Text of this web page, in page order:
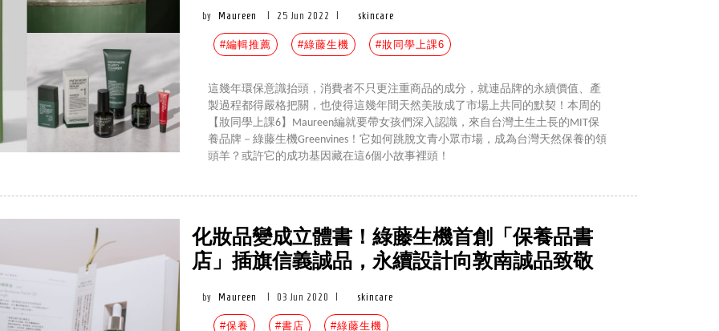
by Maureen 25 Jun 2022 skincare
#編輯推薦 #綠藤生機 #妝同學上課6
這幾年環保意識抬頭，消費者不只更注重商品的成分，就連品牌的永續價值、產
製過程都得嚴格把關，也使得這幾年間天然美妝成了市場上共同的默契！本周的
【妝同學上課6】Maureen編就要帶女孩們深入認識，來自台灣土生土長的MIT保
養品牌－綠藤生機Greenvines！它如何跳脫文青小眾市場，成為台灣天然保養的領
頭羊？或許它的成功基因藏在這6個小故事裡頭！
化妝品變成立體書！綠藤生機首創「保養品書
店」插旗信義誠品，永續設計向敦南誠品致敬
by Maureen 03 Jun 2020 skincare
#保養 #書店 #綠藤生機